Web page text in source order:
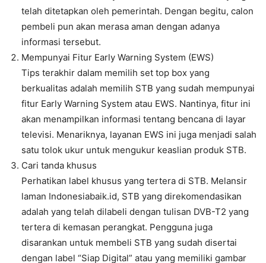
telah ditetapkan oleh pemerintah. Dengan begitu, calon
pembeli pun akan merasa aman dengan adanya
informasi tersebut.
Mempunyai Fitur Early Warning System (EWS)
Tips terakhir dalam memilih set top box yang
berkualitas adalah memilih STB yang sudah mempunyai
fitur Early Warning System atau EWS. Nantinya, fitur ini
akan menampilkan informasi tentang bencana di layar
televisi. Menariknya, layanan EWS ini juga menjadi salah
satu tolok ukur untuk mengukur keaslian produk STB.
Cari tanda khusus
Perhatikan label khusus yang tertera di STB. Melansir
laman Indonesiabaik.id, STB yang direkomendasikan
adalah yang telah dilabeli dengan tulisan DVB-T2 yang
tertera di kemasan perangkat. Pengguna juga
disarankan untuk membeli STB yang sudah disertai
dengan label “Siap Digital” atau yang memiliki gambar